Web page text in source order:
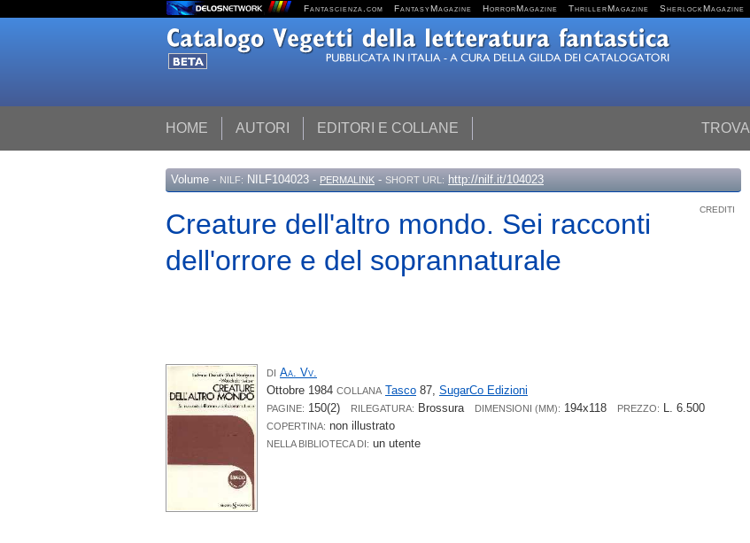
Fantascienza.com FantasyMagazine HorrorMagazine ThrillerMagazine SherlockMagazine
TROVA
HOME AUTORI EDITORI E COLLANE
Volume - NILF: NILF104023 - PERMALINK - SHORT URL: http://nilf.it/104023
Creature dell'altro mondo. Sei racconti
dell'orrore e del soprannaturale
CREDITI
DI Aa. Vv.
Ottobre 1984 COLLANA Tasco 87, SugarCo Edizioni
PAGINE: 150(2) RILEGATURA: Brossura DIMENSIONI (MM): 194x118 PREZZO: L. 6.500
COPERTINA: non illustrato
NELLA BIBLIOTECA DI: un utente